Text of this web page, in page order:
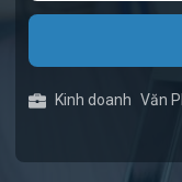
Kinh doanh Văn